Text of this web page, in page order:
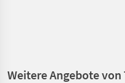
Weitere Angebote